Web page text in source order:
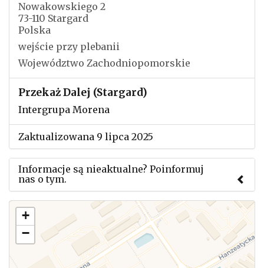
Nowakowskiego 2
73-110 Stargard
Polska
wejście przy plebanii
Województwo Zachodniopomorskie
Przekaż Dalej (Stargard)
Intergrupa Morena
Zaktualizowana 9 lipca 2025
Informacje są nieaktualne? Poinformuj
nas o tym.
Użyj tego formularza aby przesłać informację o
zmianach w powyższym mityngu.
+
−